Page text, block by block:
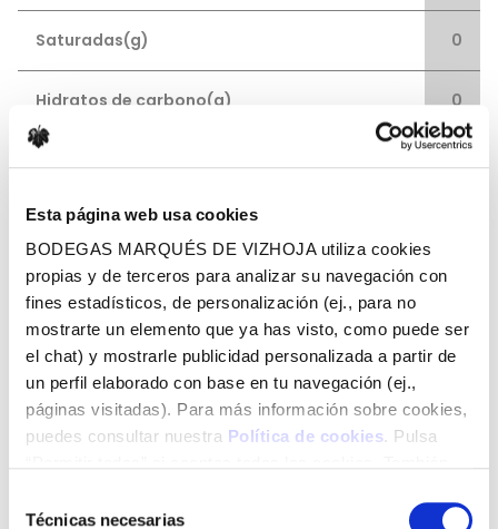
Esta página web usa cookies
BODEGAS MARQUÉS DE VIZHOJA utiliza cookies
propias y de terceros para analizar su navegación con
fines estadísticos, de personalización (ej., para no
mostrarte un elemento que ya has visto, como puede ser
el chat) y mostrarle publicidad personalizada a partir de
un perfil elaborado con base en tu navegación (ej.,
páginas visitadas). Para más información sobre cookies,
puedes consultar nuestra Política de cookies. Pulsa
pulsando posteriormente “Permitir la selección”. Si
Técnicas necesarias
Saturadas(g) 0
Hidratos de carbono(g) 0
Proteínas(g)
Sal(g)
Para más información sobre consumo responsable y
valores nutricionales:
www.wineinmoderation.eu